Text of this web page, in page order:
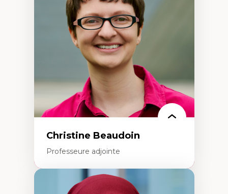
Christine Beaudoin
Professeure adjointe
Expertises